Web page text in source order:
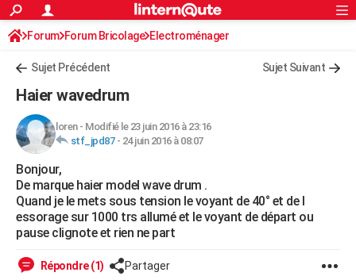
ACTUALITÉS
Politique
Société
Faits Divers
Education
Monde
Villes
+
FINANCE
Retraite
Impôts
Epargne
Immobilier
Risques naturels par ville
Banque
Assurance
Crédit
AUTO
Essais
Réserver un essai
Citadines
Berlines
SUV
Forum auto
+HIGH-TECH
Mobiles
Meilleur smartphone
Internet
Ordinateurs
Jeux vidéo
Guide high-tech
+BRICOLAGE
Forum
Aménagement intérieur
Extérieur
Cuisine
Salle de bains
Jardinage
Rangement
Guides de France
Escapades
Patrimoine
Expositions
Musées
Week-end nature
S'inscrire
Connexion
Forum Forum Bricolage Electroménager
Sujet Précédent Sujet Suivant
Haier wavedrum
loren- Modifié le 23 juin 2016 à 23:16
stf_jpd87- 24 juin 2016 à 08:07
Bonjour,
De marque haier model wave drum .
Quand je le mets sous tension le voyant de 40° et de l
essorage sur 1000 trs allumé et le voyant de départ ou
pause clignote et rien ne part
Répondre (1) Partager